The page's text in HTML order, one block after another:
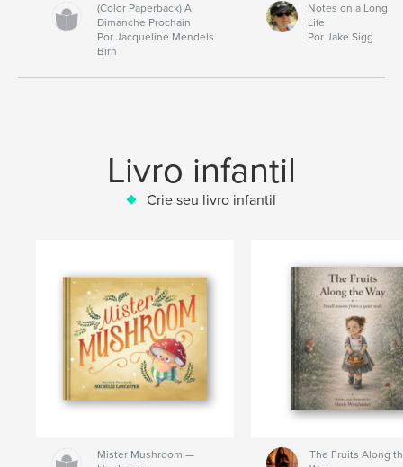
(Color Paperback) A
Dimanche Prochain
Por Jacqueline Mendels
Birn
Notes on a Long
Life
Por Jake Sigg
Livro infantil
Crie seu livro infantil
Mister Mushroom —
The Fruits Along